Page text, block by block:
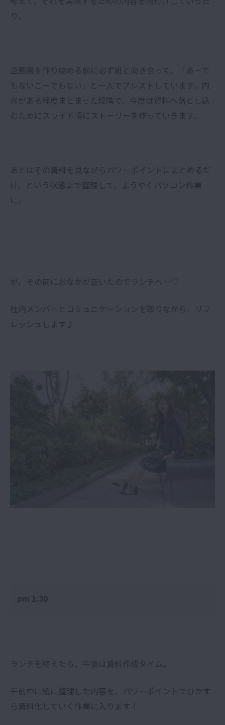
り。
企画書を作り始める前に必ず紙と向き合って、「あーで
もないこーでもない」と一人でブレストしています。内
容がある程度まとまった段階で、今度は資料へ落とし込
むためにスライド順にストーリーを作っていきます。
あとはその資料を見ながらパワーポイントにまとめるだ
け、という状態まで整理して、ようやくパソコン作業
に。
が、その前におなかが空いたのでランチへ…♡
社内メンバーとコミュニケーションを取りながら、リフ
レッシュします♪
pm 1:30
ランチを終えたら、午後は資料作成タイム。
午前中に紙に整理した内容を、パワーポイントでひたす
ら資料化していく作業に入ります！